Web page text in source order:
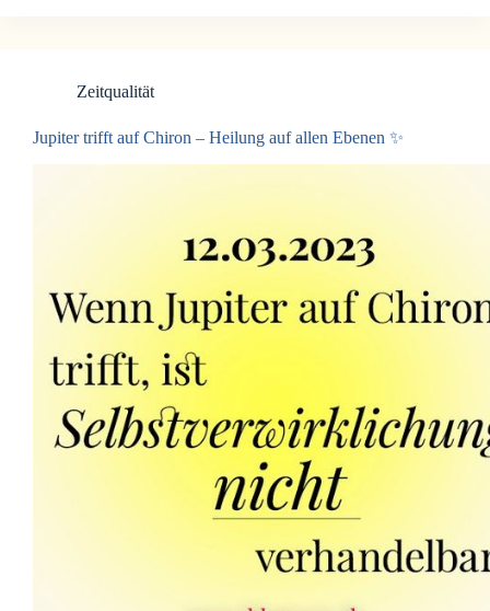
Zeitqualität
Jupiter trifft auf Chiron – Heilung auf allen Ebenen ✨